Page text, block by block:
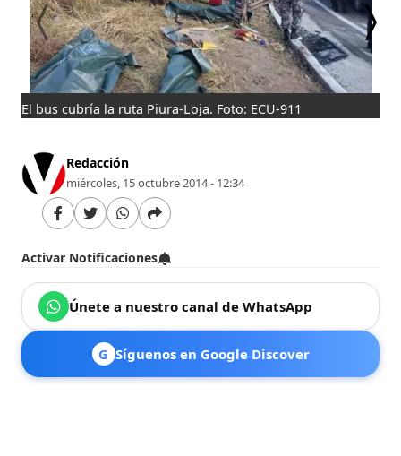
El bus cubría la ruta Piura-Loja. Foto: ECU-911
Redacción
miércoles, 15 octubre 2014 - 12:34
Activar Notificaciones
Únete a nuestro canal de WhatsApp
G Síguenos en Google Discover